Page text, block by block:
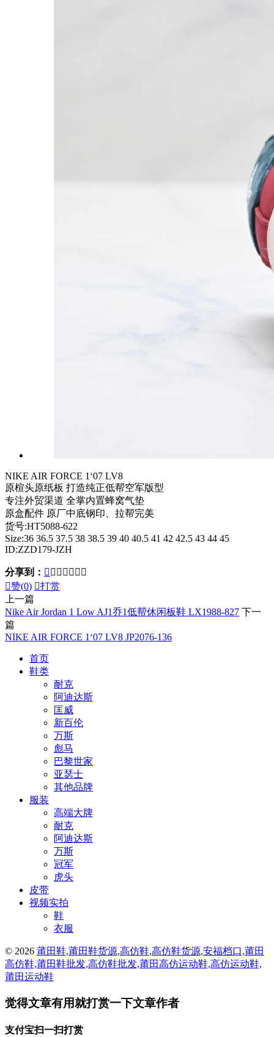
NIKE AIR FORCE 1‘07 LV8
原楦头原纸板 打造纯正低帮空军版型
专注外贸渠道 全掌内置蜂窝气垫
原盒配件 原厂中底钢印、拉帮完美
货号:HT5088-622
Size:36 36.5 37.5 38 38.5 39 40 40.5 41 42 42.5 43 44 45
ID:ZZD179-JZH
分享到：       
赞(0) 打赏
上一篇
Nike Air Jordan 1 Low AJ1乔1低帮休闲板鞋 LX1988-827 下一
篇
NIKE AIR FORCE 1‘07 LV8 JP2076-136
首页
鞋类
耐克
阿迪达斯
匡威
新百伦
万斯
彪马
巴黎世家
亚瑟士
其他品牌
服装
高端大牌
耐克
阿迪达斯
万斯
冠军
虎头
皮带
视频实拍
鞋
衣服
© 2026 莆田鞋,莆田鞋货源,高仿鞋,高仿鞋货源,安福档口,莆田
高仿鞋,莆田鞋批发,高仿鞋批发,莆田高仿运动鞋,高仿运动鞋,
莆田运动鞋
觉得文章有用就打赏一下文章作者
支付宝扫一扫打赏